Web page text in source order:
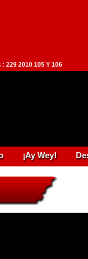
229 2010 105 Y 106
¡Ay Wey!